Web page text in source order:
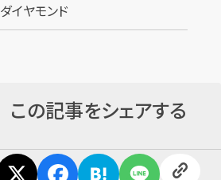
ダイヤモンド
この記事をシェアする